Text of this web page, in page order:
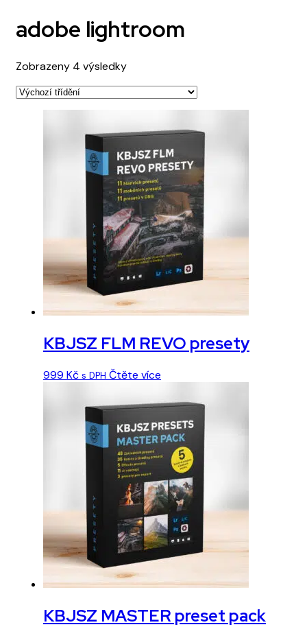
adobe lightroom
Zobrazeny 4 výsledky
KBJSZ FLM REVO presety
999 Kč s DPH Čtěte více
KBJSZ MASTER preset pack